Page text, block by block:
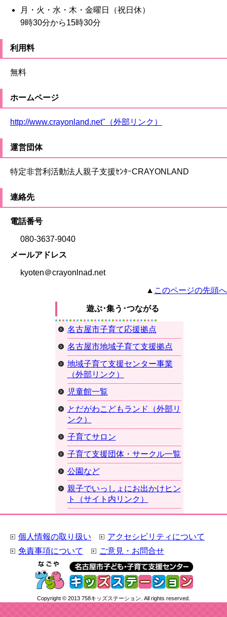
月・火・水・木・金曜日（祝日休）
9時30分から15時30分
利用料
無料
ホームページ
http://www.crayonland.net"（外部リンク）
運営団体
特定非営利活動法人親子支援ｾﾝﾀｰCRAYONLAND
連絡先
電話番号
080-3637-9040
メールアドレス
kyoten＠crayonlnad.net
▲ このページの先頭へ
遊ぶ･集う･つながる
名古屋市子育て応援拠点
名古屋市地域子育て支援拠点
地域子育て支援センター事業
（外部リンク）
児童館一覧
とだがわこどもランド（外部リ
ンク）
子育てサロン
子育て支援団体・サークル一覧
公園など
親子でいっしょにお出かけヒン
ト（サイト内リンク）
個人情報の取り扱い
アクセシビリティについて
免責事項について
ご意見・お問合せ
Copyright © 2013 758キッズステーション. All rights reserved.